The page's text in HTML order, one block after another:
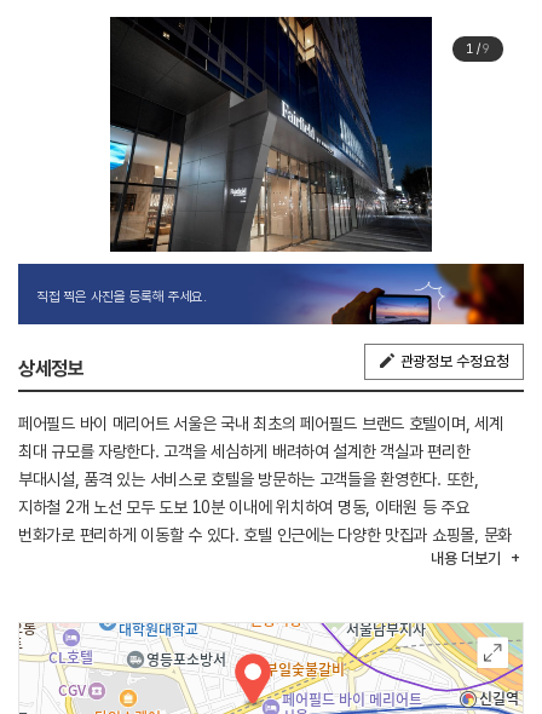
1/9
직접 찍은 사진을 등록해 주세요.
상세정보 관광정보 수정요청
페어필드 바이 메리어트 서울은 국내 최초의 페어필드 브랜드 호텔이며, 세계
최대 규모를 자랑한다. 고객을 세심하게 배려하여 설계한 객실과 편리한
부대시설, 품격 있는 서비스로 호텔을 방문하는 고객들을 환영한다. 또한,
지하철 2개 노선 모두 도보 10분 이내에 위치하여 명동, 이태원 등 주요
번화가로 편리하게 이동할 수 있다. 호텔 인근에는 다양한 맛집과 쇼핑몰, 문화
시설이 있어 다채로운 서울의 일상을 즐기기에 최적의 위치이다. 호텔 내에는
자유여행객 모두에게 편리함을 제공하고자 307대 차량을 수용하는 넉넉한 주차
공간을 갖추어 주차 걱정 없이 방문할 수 있다.
내용 더보기